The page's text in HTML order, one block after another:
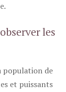
les
population de
et puissants